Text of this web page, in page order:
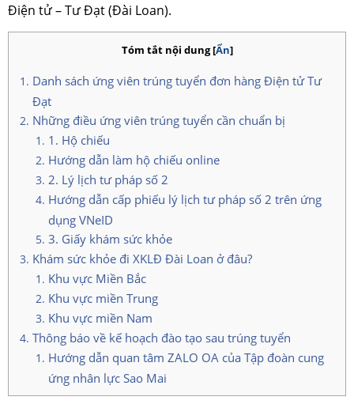
Điện tử – Tư Đạt (Đài Loan).
Tóm tắt nội dung[Ẩn]
Danh sách ứng viên trúng tuyển đơn hàng Điện tử Tư
Đạt
Những điều ứng viên trúng tuyển cần chuẩn bị
1. Hộ chiếu
Hướng dẫn làm hộ chiếu online
2. Lý lịch tư pháp số 2
Hướng dẫn cấp phiếu lý lịch tư pháp số 2 trên ứng
dụng VNeID
3. Giấy khám sức khỏe
Khám sức khỏe đi XKLĐ Đài Loan ở đâu?
Khu vực Miền Bắc
Khu vực miền Trung
Khu vực miền Nam
Thông báo về kế hoạch đào tạo sau trúng tuyển
Hướng dẫn quan tâm ZALO OA của Tập đoàn cung
ứng nhân lực Sao Mai